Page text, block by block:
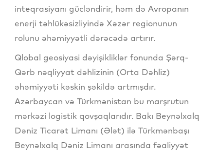
inteqrasiyanı gücləndirir, həm də Avropanın
enerji təhlükəsizliyində Xəzər regionunun
rolunu əhəmiyyətli dərəcədə artırır.
Qlobal geosiyasi dəyişikliklər fonunda Şərq-
Qərb nəqliyyat dəhlizinin (Orta Dəhliz)
əhəmiyyəti kəskin şəkildə artmışdır.
Azərbaycan və Türkmənistan bu marşrutun
mərkəzi logistik qovşaqlarıdır. Bakı Beynəlxalq
Dəniz Ticarət Limanı (Ələt) ilə Türkmənbaşı
Beynəlxalq Dəniz Limanı arasında fəaliyyət